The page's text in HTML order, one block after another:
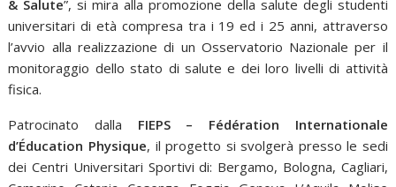
& Salute”, si mira alla promozione della salute degli studenti
universitari di età compresa tra i 19 ed i 25 anni, attraverso
l’avvio alla realizzazione di un Osservatorio Nazionale per il
monitoraggio dello stato di salute e dei loro livelli di attività
fisica.
Patrocinato dalla FIEPS – Fédération Internationale
d’Éducation Physique, il progetto si svolgerà presso le sedi
dei Centri Universitari Sportivi di: Bergamo, Bologna, Cagliari,